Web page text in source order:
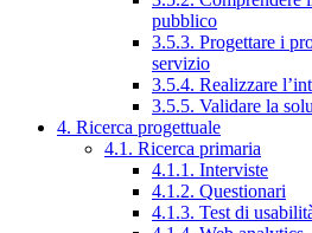
pubblico
3.5.3. Progettare i
servizio
3.5.4. Realizzare
3.5.5. Validare la
4. Ricerca progettuale
4.1. Ricerca primaria
4.1.1. Interviste
4.1.2. Questionari
4.1.3. Test di